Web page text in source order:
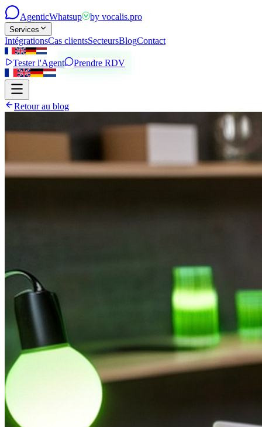
AgenticWhatsup by vocalis.pro
Services
IntégrationsCas clientsSecteursBlogContact
Tester l'Agent Prendre RDV
Retour au blog